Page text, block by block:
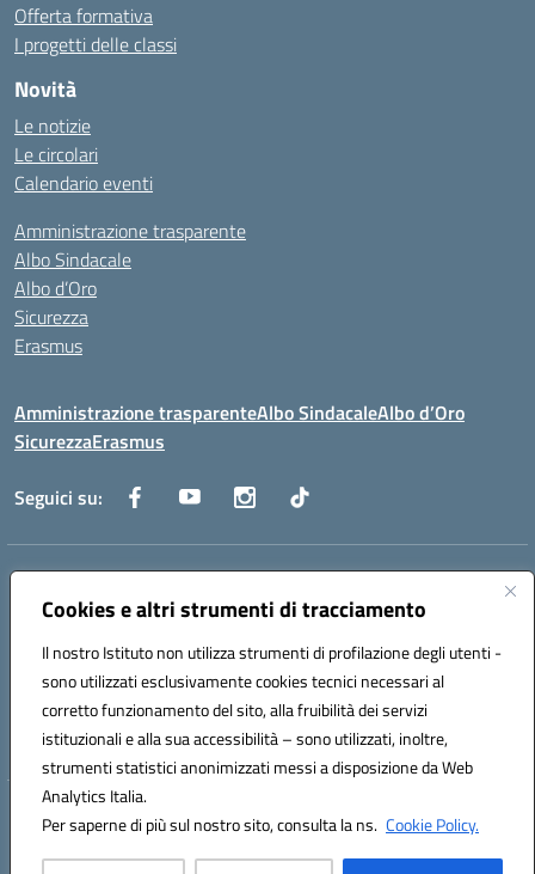
Cookies e altri strumenti di tracciamento
Il nostro Istituto non utilizza strumenti di profilazione degli utenti -
sono utilizzati esclusivamente cookies tecnici necessari al
corretto funzionamento del sito, alla fruibilità dei servizi
istituzionali e alla sua accessibilità – sono utilizzati, inoltre,
strumenti statistici anonimizzati messi a disposizione da Web
Analytics Italia.
Per saperne di più sul nostro sito, consulta la ns. Cookie Policy.
Offerta formativa
I progetti delle classi
Novità
Le notizie
Le circolari
Calendario eventi
Amministrazione trasparente
Albo Sindacale
Albo d’Oro
Sicurezza
Erasmus
Amministrazione trasparenteAlbo SindacaleAlbo d’Oro
SicurezzaErasmus
Seguici su:
Indirizzo:
Centralino:0885.426034 Email:FGTD02000P@istruzione.it
Codice fiscale: 81002930717
Codice meccanografico:
FGTD02000P
Codice unico di fatturazione (CUF): UFUN7Y
Hosting & Powered by 3D Solution S.r.l.
Concept & Design by Designers Italia